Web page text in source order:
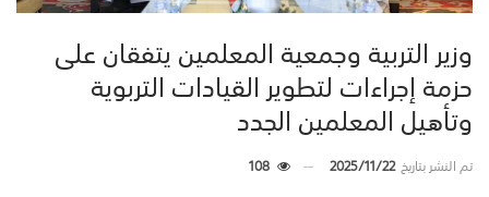
وزير التربية وجمعية المعلمين يتفقان على
حزمة إجراءات لتطوير القيادات التربوية
وتأهيل المعلمين الجدد
تم النشر بتاريخ2025/11/22
108